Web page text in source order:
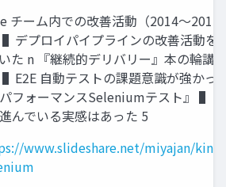
チーム内での改善活動（2014〜2015
▌デプロイパイプラインの改善活動を
た n 『継続的デリバリー』本の輪講
▌E2E ⾃動テストの課題意識が強かっ
パフォーマンスSeleniumテスト』 ▌
んでいる実感はあった 5
www.slideshare.net/miyajan/